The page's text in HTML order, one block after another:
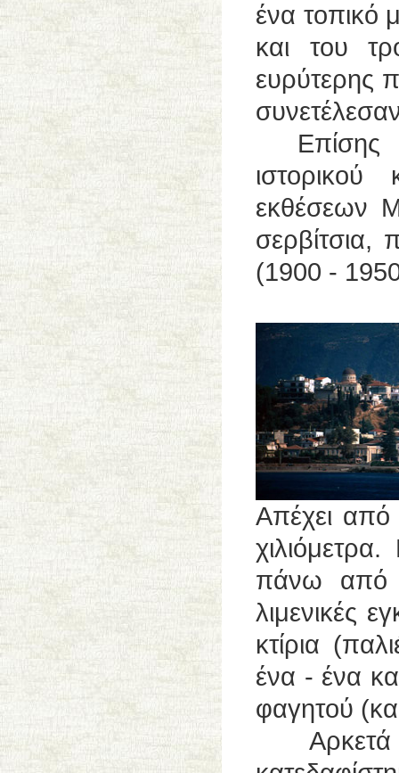
ένα τοπικό
και του
ευρύτερης
Επίσης
εκθέσεων
σερβίτσια,
(1900 -
Απέχει από
πάνω από
λιμενικές
κτίρια
ένα - ένα
φαγητού
Αρκετά